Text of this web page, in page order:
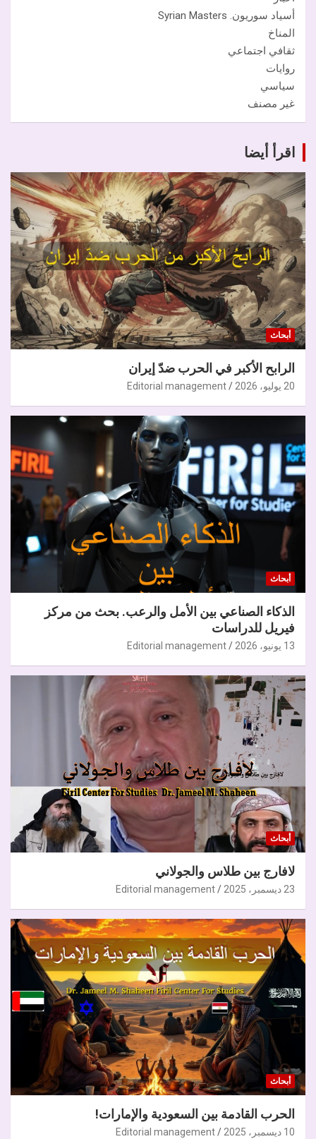
أسياد سوريون. Syrian Masters
المناخ
ثقافي اجتماعي
روايات
سياسي
غير مصنف
اقرأ أيضا
أبحاث
الرابح الأكبر في الحرب ضدّ إيران
20 يوليو، 2026 Editorial management
أبحاث
الذكاء الصناعي بين الأمل والرعب. بحث من مركز
فيريل للدراسات
13 يونيو، 2026 Editorial management
أبحاث
لافارج بين طلاس والجولاني
23 ديسمبر، 2025 Editorial management
أبحاث
الحرب القادمة بين السعودية والإمارات!
10 ديسمبر، 2025 Editorial management